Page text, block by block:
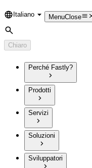
Language
Italiano MenuClose
Cerca
Chiaro
Perché Fastly?
Prodotti
Servizi
Soluzioni
Sviluppatori